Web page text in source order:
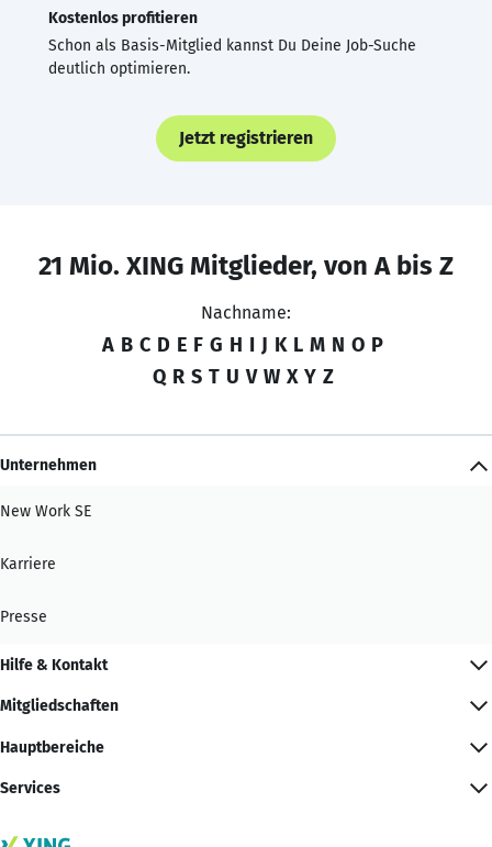
Kostenlos profitieren
Schon als Basis-Mitglied kannst Du Deine Job-Suche
deutlich optimieren.
Jetzt registrieren
21 Mio. XING Mitglieder, von A bis Z
Nachname:
A B C D E F G H I J K L M N O P
Q R S T U V W X Y Z
Unternehmen
New Work SE
Karriere
Presse
Hilfe & Kontakt
Mitgliedschaften
Hauptbereiche
Services